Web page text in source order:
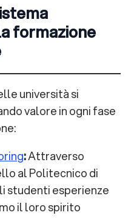
formazione
università si
valore in ogni fase
:Attraverso
al Politecnico di
studenti esperienze
il loro spirito